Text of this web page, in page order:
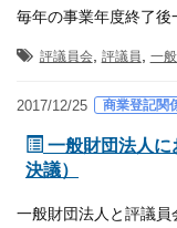
毎年の事業年度終了
評議員会, 評議員 一
2017/12/25 商業登記関
一般財団法人に
決議）
一般財団法人と評議